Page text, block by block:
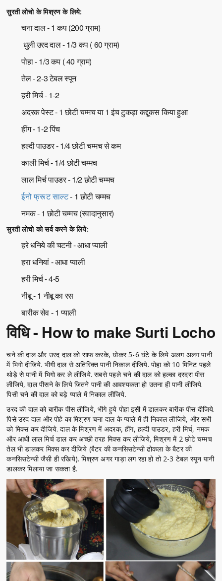
सुरती लोचो के मिश्रण के लिये:
चना दाल - 1 कप (200 ग्राम)
धुली उरद दाल - 1/3 कप ( 60 ग्राम)
पोहा - 1/3 कप ( 40 ग्राम)
तेल - 2-3 टेबल स्पून
हरी मिर्च - 1-2
अदरक पेस्ट - 1 छोटी चम्मच या 1 इंच टुकड़ा कद्दूकस किया हुआ
हींग - 1-2 पिंच
हल्दी पाउडर - 1/4 छोटी चम्मच से कम
काली मिर्च - 1/4 छोटी चम्मच
लाल मिर्च पाउडर - 1/2 छोटी चम्मच
ईनो फ्रूट साल्ट- 1 छोटी चम्मच
नमक - 1 छोटी चम्मच (स्वादानुसार)
सुरती लोचो को सर्व करने के लिये:
हरे धनिये की चटनी - आधा प्याली
हरा धनियां - आधा प्याली
हरी मिर्च - 4-5
नीबू - 1 नीबू का रस
बारीक सेव - 1 प्याली
विधि - How to make Surti Locho
चने की दाल और उरद दाल को साफ करके, धोकर 5-6 घंटे के लिये अलग अलग पानी
में भिगो दीजिये. भीगी दाल से अतिरिक्त पानी निकाल दीजिये. पोहा को 10 मिनिट पहले
थोड़े से पानी में भिगो कर ले लीजिये. सबसे पहले चने की दाल को हल्का दरदरा पीस
लीजिये, दाल पीसने के लिये जितने पानी की आवश्यकता हो उतना ही पानी लीजिये.
पिसी चने की दाल को बड़े प्याले में निकाल लीजिये.
उरद की दाल को बारीक पीस लीजिये, भीगे हुये पोहा इसी में डालकर बारीक पीस दीजिये.
पिसे उरद दाल और पोहे का मिश्रण चना दाल के प्याले में ही निकाल लीजिये, और सभी
को मिक्स कर दीजिये. दाल के मिश्रण में अदरक, हींग, हल्दी पाउडर, हरी मिर्च, नमक
और आधी लाल मिर्च डाल कर अच्छी तरह मिक्स कर लीजिये, मिश्रण में 2 छोटे चम्मच
तेल भी डालकर मिक्स कर दीजिये (बैटर की कनसिसटेन्सी ढोकला के बैटर की
कनसिसटेन्सी जैसी ही रखिये). मिश्रण अगर गाड़ा लग रहा हो तो 2-3 टेबल स्पून पानी
डालकर मिलाया जा सकता है.